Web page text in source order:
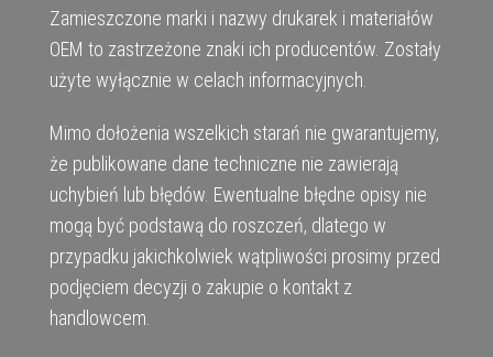
Zamieszczone marki i nazwy drukarek i materiałów
OEM to zastrzeżone znaki ich producentów. Zostały
użyte wyłącznie w celach informacyjnych.
Mimo dołożenia wszelkich starań nie gwarantujemy,
że publikowane dane techniczne nie zawierają
uchybień lub błędów. Ewentualne błędne opisy nie
mogą być podstawą do roszczeń, dlatego w
przypadku jakichkolwiek wątpliwości prosimy przed
podjęciem decyzji o zakupie o kontakt z
handlowcem.